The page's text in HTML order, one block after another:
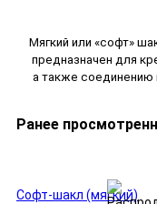
Мягкий или «софт»
предназначен для
а также соединению
Ранее
Софт-шакл (мягкий)